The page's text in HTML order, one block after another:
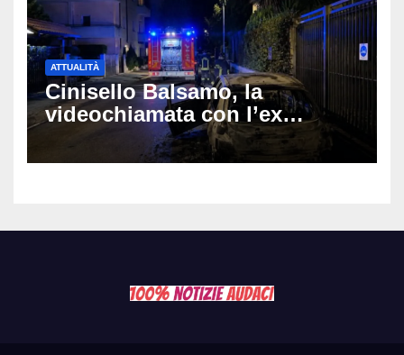
ATTUALITÀ
Cinisello Balsamo, la
videochiamata con l’ex
fidanzata e il dramma: 35enne
lotta tra la vita e la morte